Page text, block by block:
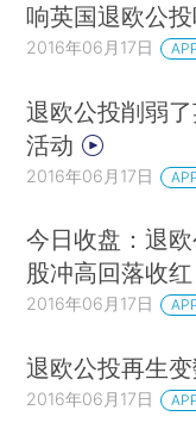
响英国退欧公
2016年06月17日
退欧公投削弱
活动
2016年06月17日
今日收盘：退
股冲高回落收红
2016年06月17日
退欧公投再生
2016年06月17日